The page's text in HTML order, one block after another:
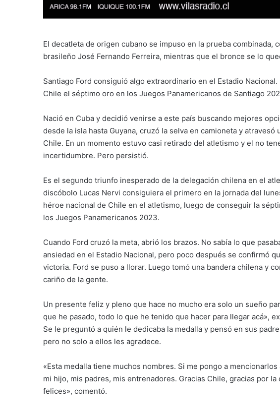
El decatleta de origen cubano se impuso en la prueba combinada,
brasileño José Fernando Ferreira, mientras que el bronce se lo
Santiago Ford consiguió algo extraordinario en el Estadio
Chile el séptimo oro en los Juegos Panamericanos de Santiago
Nació en Cuba y decidió venirse a este país buscando mejores
desde la isla hasta Guyana, cruzó la selva en camioneta y
Chile. En un momento estuvo casi retirado del atletismo y el no
incertidumbre. Pero persistió.
Es el segundo triunfo inesperado de la delegación chilena en el
discóbolo Lucas Nervi consiguiera el primero en la jornada del
héroe nacional de Chile en el atletismo, luego de conseguir la
los Juegos Panamericanos 2023.
Cuando Ford cruzó la meta, abrió los brazos. No sabía lo que
ansiedad en el Estadio Nacional, pero poco después se confirmó
victoria. Ford se puso a llorar. Luego tomó una bandera chilena y
cariño de la gente.
Un presente feliz y pleno que hace no mucho era solo un sueño
que he pasado, todo lo que he tenido que hacer para llegar acá»,
Se le preguntó a quién le dedicaba la medalla y pensó en sus
pero no solo a ellos les agradece.
«Esta medalla tiene muchos nombres. Si me pongo a
mi hijo, mis padres, mis entrenadores. Gracias Chile, gracias por
felices», comentó.